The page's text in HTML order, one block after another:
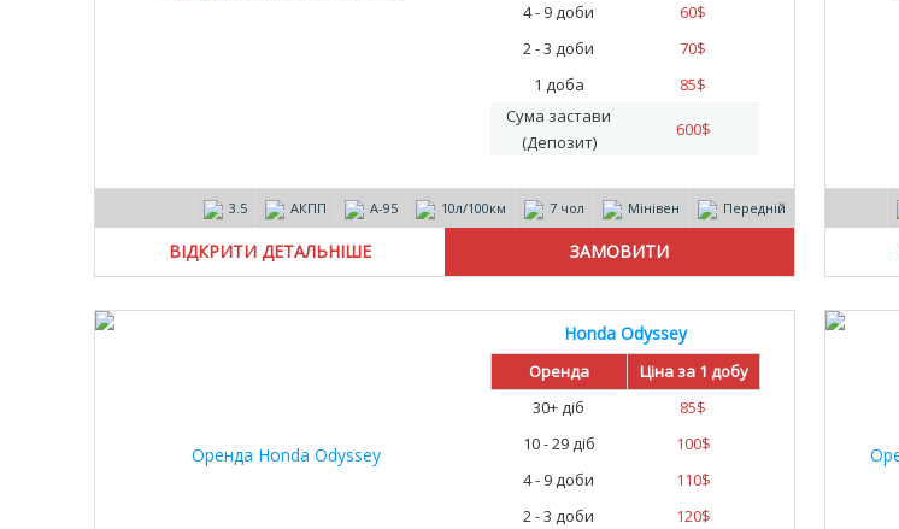
4 - 9 доби
60$
2 - 3 доби
70$
1 доба
85$
Сума застави
(Депозит)
600$
3.5 АКПП А-95 10л/100км 7 чол Мінівен Передній
ВІДКРИТИ ДЕТАЛЬНІШЕ
Honda Odyssey
Оренда
Ціна за 1 добу
30+ діб
85$
10 - 29 діб
100$
4 - 9 доби
110$
2 - 3 доби
120$